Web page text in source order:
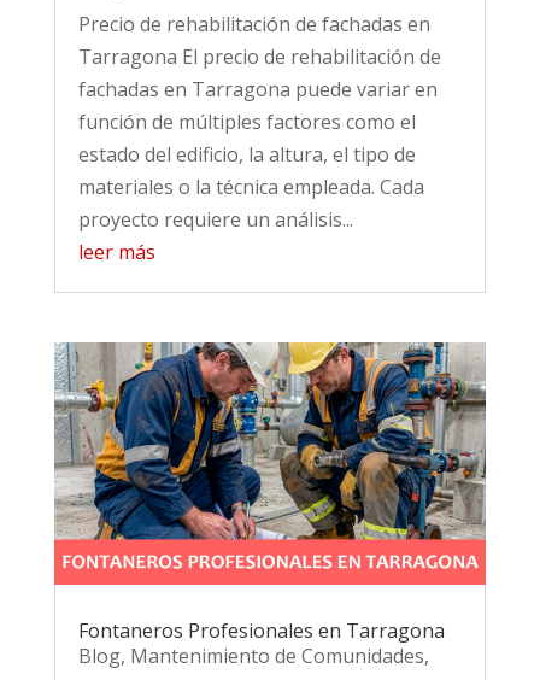
Precio de rehabilitación de fachadas en
Tarragona El precio de rehabilitación de
fachadas en Tarragona puede variar en
función de múltiples factores como el
estado del edificio, la altura, el tipo de
materiales o la técnica empleada. Cada
proyecto requiere un análisis...
leer más
Fontaneros Profesionales en Tarragona
Blog, Mantenimiento de Comunidades,